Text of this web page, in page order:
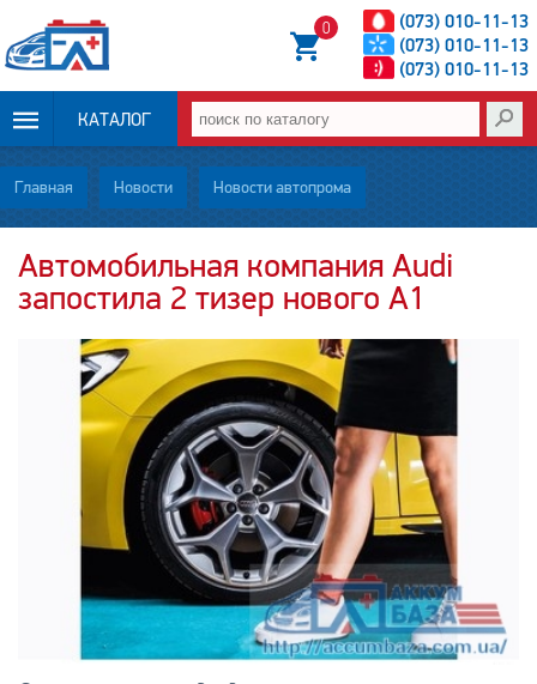
(073) 010-11-13
(073) 010-11-13
(073) 010-11-13
0
КАТАЛОГ
ОПЛАТА И
ДОСТАВКА
НОВОСТИ
СТАТЬИ
КОНТАКТЫ
Главная Новости Новости автопрома
Автомобильная компания Audi
запостила 2 тизер нового A1